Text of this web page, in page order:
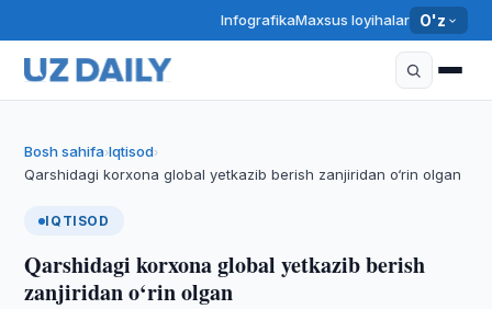
InfografikaMaxsus loyihalar O'z
Bosh sahifa›Iqtisod›
Qarshidagi korxona global yetkazib berish zanjiridan o‘rin olgan
IQTISOD
Qarshidagi korxona global yetkazib berish
zanjiridan o‘rin olgan